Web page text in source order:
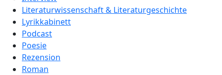
Literaturwissenschaft & Literaturgeschichte
Lyrikkabinett
Podcast
Poesie
Rezension
Roman